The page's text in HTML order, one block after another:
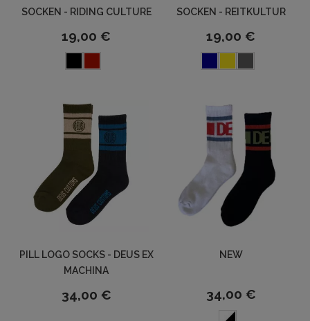
SOCKEN - RIDING CULTURE
19,00 €
SOCKEN - REITKULTUR
19,00 €
PILL LOGO SOCKS - DEUS EX
MACHINA
34,00 €
NEW
34,00 €